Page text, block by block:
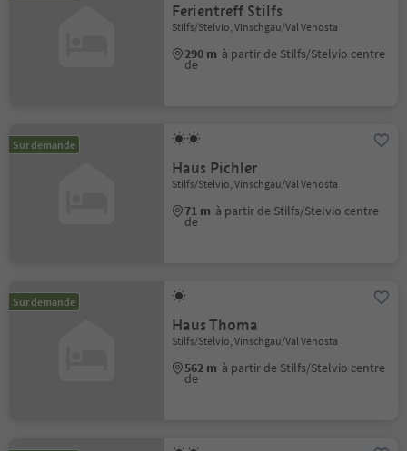
Ferientreff Stilfs
Stilfs/Stelvio, Vinschgau/Val Venosta
290 m à partir de Stilfs/Stelvio centre
de
Sur demande
Haus Pichler
Stilfs/Stelvio, Vinschgau/Val Venosta
71 m à partir de Stilfs/Stelvio centre
de
Sur demande
Haus Thoma
Stilfs/Stelvio, Vinschgau/Val Venosta
562 m à partir de Stilfs/Stelvio centre
de